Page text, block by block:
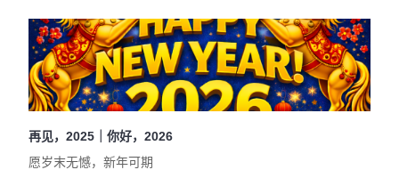
再见，2025｜你好，2026
愿岁末无憾，新年可期